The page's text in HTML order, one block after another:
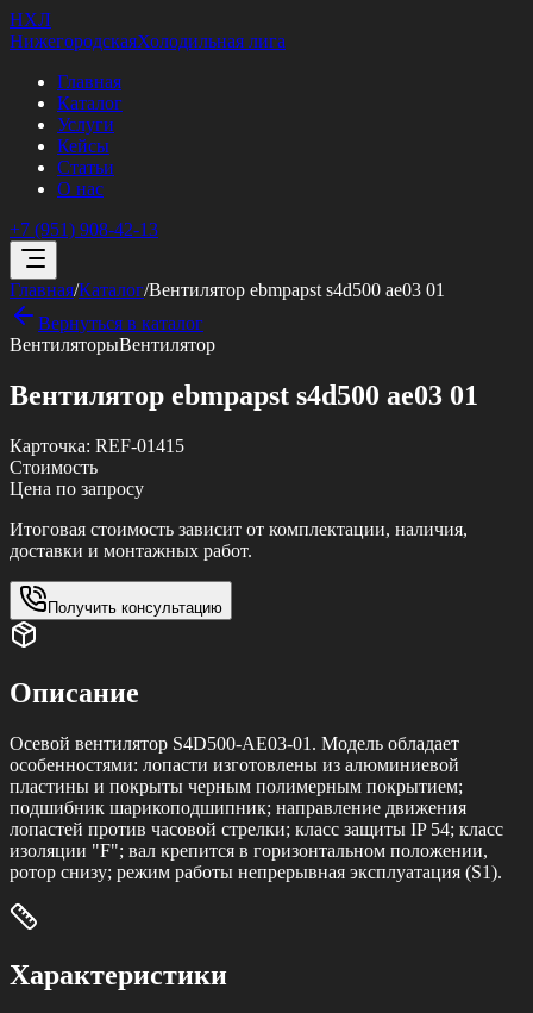
НХЛ
НижегородскаяХолодильная лига
Главная
Каталог
Услуги
Кейсы
Статьи
О нас
+7 (951) 908-42-13
Главная/Каталог/Вентилятор ebmpapst s4d500 ae03 01
Вернуться в каталог
ВентиляторыВентилятор
Вентилятор ebmpapst s4d500 ae03 01
Карточка: REF-01415
Стоимость
Цена по запросу
Итоговая стоимость зависит от комплектации, наличия,
доставки и монтажных работ.
Получить консультацию
Описание
Осевой вентилятор S4D500-AE03-01. Модель обладает
особенностями: лопасти изготовлены из алюминиевой
пластины и покрыты черным полимерным покрытием;
подшибник шарикоподшипник; направление движения
лопастей против часовой стрелки; класс защиты IP 54; класс
изоляции "F"; вал крепится в горизонтальном положении,
ротор снизу; режим работы непрерывная эксплуатация (S1).
Характеристики